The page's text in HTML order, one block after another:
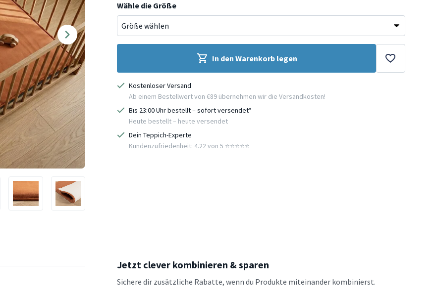
Wähle die Größe
In den Warenkorb legen
Kostenloser Versand
Ab einem Bestellwert von €89 übernehmen wir die Versandkosten!
Bis 23:00 Uhr bestellt – sofort versendet*
Heute bestellt – heute versendet
Dein Teppich-Experte
Kundenzufriedenheit: 4.22 von 5 ⭐️⭐️⭐️⭐️⭐️
Jetzt clever kombinieren & sparen
Sichere dir zusätzliche Rabatte, wenn du Produkte miteinander kombinierst.